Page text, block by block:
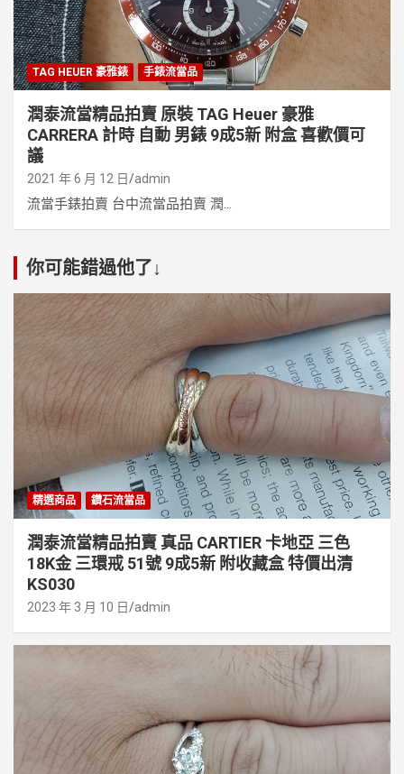
TAG HEUER 豪雅錶 手錶流當品
潤泰流當精品拍賣 原裝 TAG Heuer 豪雅
CARRERA 計時 自動 男錶 9成5新 附盒 喜歡價可
議
2021 年 6 月 12 日 admin
流當手錶拍賣 台中流當品拍賣 潤...
你可能錯過他了↓
精選商品 鑽石流當品
潤泰流當精品拍賣 真品 CARTIER 卡地亞 三色
18K金 三環戒 51號 9成5新 附收藏盒 特價出清
KS030
2023 年 3 月 10 日 admin